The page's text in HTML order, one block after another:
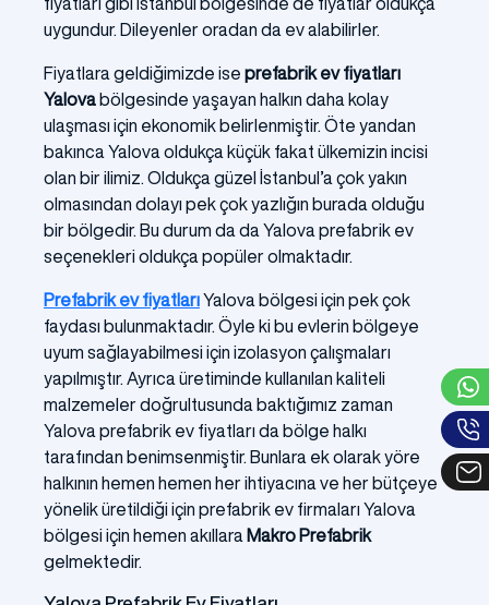
uygundur. Dileyenler oradan da ev alabilirler.
Fiyatlara geldiğimizde ise prefabrik ev fiyatları
Yalova bölgesinde yaşayan halkın daha kolay
ulaşması için ekonomik belirlenmiştir. Öte yandan
bakınca Yalova oldukça küçük fakat ülkemizin incisi
olan bir ilimiz. Oldukça güzel İstanbul’a çok yakın
olmasından dolayı pek çok yazlığın burada olduğu
bir bölgedir. Bu durum da da Yalova prefabrik ev
seçenekleri oldukça popüler olmaktadır.
Prefabrik ev fiyatlarıYalova bölgesi için pek çok
faydası bulunmaktadır. Öyle ki bu evlerin bölgeye
uyum sağlayabilmesi için izolasyon çalışmaları
yapılmıştır. Ayrıca üretiminde kullanılan kaliteli
malzemeler doğrultusunda baktığımız zaman
Yalova prefabrik ev fiyatları da bölge halkı
tarafından benimsenmiştir. Bunlara ek olarak yöre
halkının hemen hemen her ihtiyacına ve her bütçeye
yönelik üretildiği için prefabrik ev firmaları Yalova
bölgesi için hemen akıllara Makro Prefabrik
gelmektedir.